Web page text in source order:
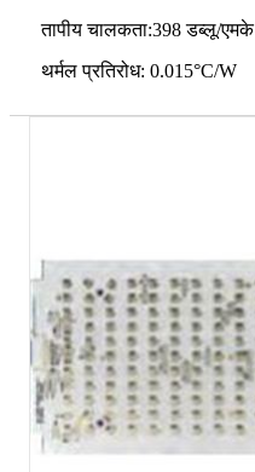
तापीय चालकता:398 डब्लू/एमके
थर्मल प्रतिरोध: 0.015°C/W